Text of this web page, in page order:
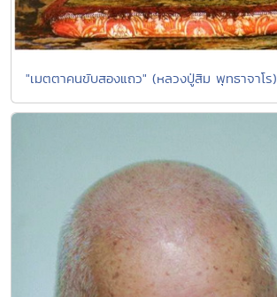
"เมตตาคนขับสองแถว" (หลวงปู่สิม พุทธาจาโร)